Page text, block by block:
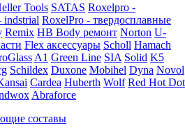
Tools SATAS Roxelpro -
indstrial RoxelPro - твердосплавные
Remix HB Body ремонт Norton U-
Flex аксессуары Scholl Hamach
A1 Green Line SIA Solid K5
Schildex Duxone Mobihel Dyna Novol
Cardea Huberth Wolf Red Hot Dot
Abraforce
составы